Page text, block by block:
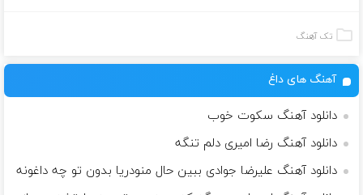
تک آهنگ
آهنگ های داغ
دانلود آهنگ سکوت خوب
دانلود آهنگ رضا امیری دلم تنگه
دانلود آهنگ علیرضا جوادی ببین حال منودریا بدون تو چه داغونه